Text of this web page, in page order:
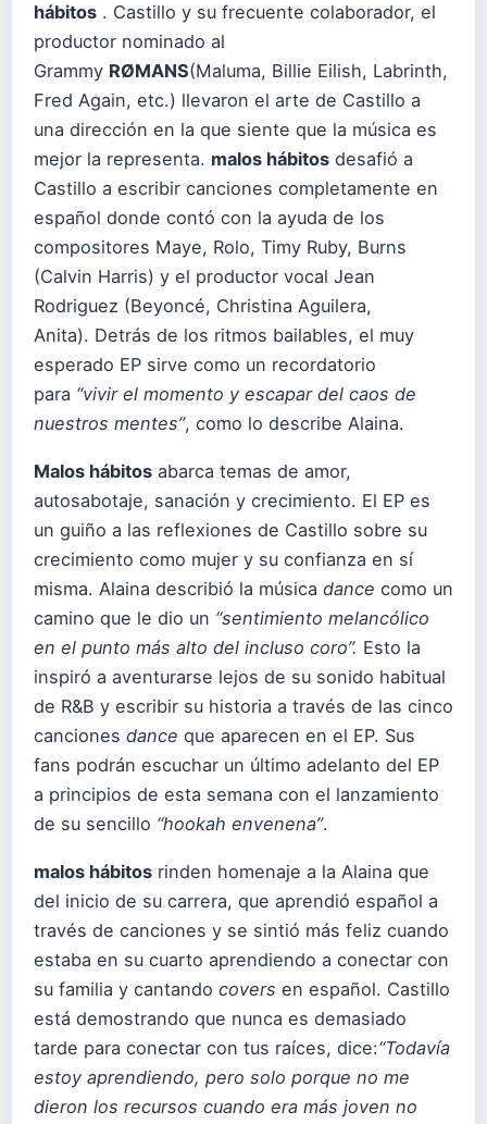
hábitos . Castillo y su frecuente colaborador, el
productor nominado al
Grammy RØMANS(Maluma, Billie Eilish, Labrinth,
Fred Again, etc.) llevaron el arte de Castillo a
una dirección en la que siente que la música es
mejor la representa. malos hábitos desafió a
Castillo a escribir canciones completamente en
español donde contó con la ayuda de los
compositores Maye, Rolo, Timy Ruby, Burns
(Calvin Harris) y el productor vocal Jean
Rodriguez (Beyoncé, Christina Aguilera,
Anita). Detrás de los ritmos bailables, el muy
esperado EP sirve como un recordatorio
para “vivir el momento y escapar del caos de
nuestros mentes”, como lo describe Alaina.
Malos hábitos abarca temas de amor,
autosabotaje, sanación y crecimiento. El EP es
un guiño a las reflexiones de Castillo sobre su
crecimiento como mujer y su confianza en sí
misma. Alaina describió la música dance como un
camino que le dio un “sentimiento melancólico
en el punto más alto del incluso coro”. Esto la
inspiró a aventurarse lejos de su sonido habitual
de R&B y escribir su historia a través de las cinco
canciones dance que aparecen en el EP. Sus
fans podrán escuchar un último adelanto del EP
a principios de esta semana con el lanzamiento
de su sencillo “hookah envenena”.
malos hábitos rinden homenaje a la Alaina que
del inicio de su carrera, que aprendió español a
través de canciones y se sintió más feliz cuando
estaba en su cuarto aprendiendo a conectar con
su familia y cantando covers en español. Castillo
está demostrando que nunca es demasiado
tarde para conectar con tus raíces, dice:“Todavía
estoy aprendiendo, pero solo porque no me
dieron los recursos cuando era más joven no